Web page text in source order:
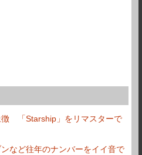
徴 「Starship」をリマスターで
など往年のナンバーをイイ音で